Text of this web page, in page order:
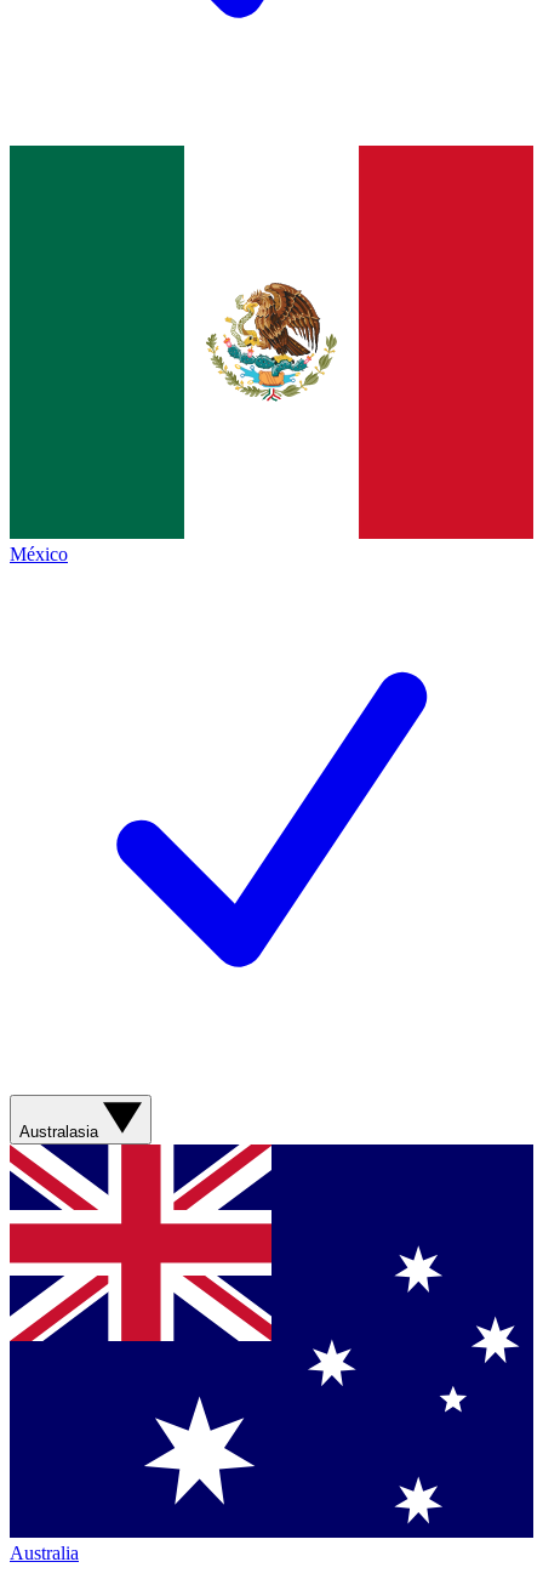
México
Australasia
Australia